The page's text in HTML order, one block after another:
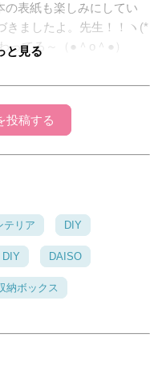
の表紙も楽しみにしてい
きましたよ。先生！！ヽ(*
ってる～（●＾o＾●）
、素敵です☆それも言い
きちゃいました( ´艸`)ﾑﾌﾟ
☆ 雨で気温も上がったり
つも、ふぁんれた～アリ
いや、写真ね～ ちょっと
ぶんこれは「奇跡の一
と見る
投稿する
テリア DIY
DIY DAISO
納ボックス